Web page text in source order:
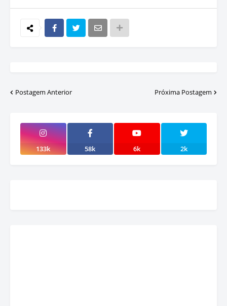
Postagem Anterior Próxima Postagem
133k 58k 6k 2k